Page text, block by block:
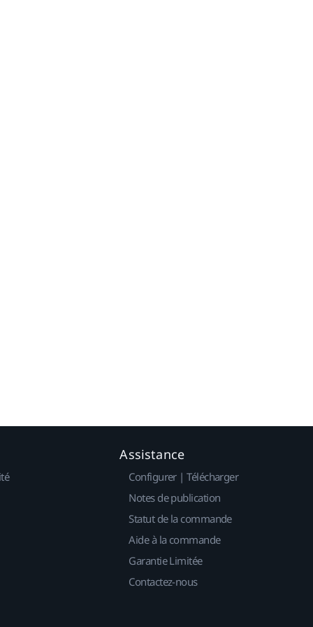
Assistance
Configurer | Télécharger
Notes de publication
Statut de la commande
Aide à la commande
Garantie Limitée
Contactez-nous